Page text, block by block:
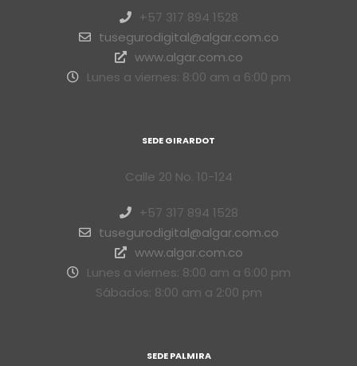
+57 317 894 1528
tusegurodigital@algar.com.co
www.algar.com.co
Lunes a viernes: 8:00 am a 6:00 pm
SEDE GIRARDOT
Calle 20 No. 10-124
+57 317 894 1528
tusegurodigital@algar.com.co
www.algar.com.co
Lunes a viernes: 8:00 am a 6:00 pm
Sábados: 8:00 am a 2:00 pm
SEDE PALMIRA